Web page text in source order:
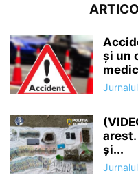
și un
și...